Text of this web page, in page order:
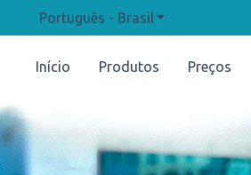
Português - BrasilMostrar
Início Produtos Preços